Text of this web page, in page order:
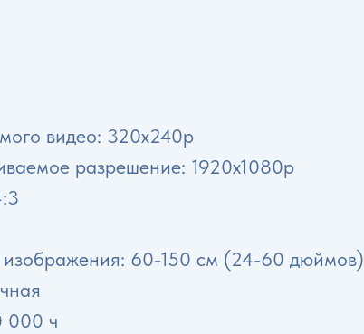
видео: 320x240p
разрешение: 1920x1080p
изображения: 60-150 см (24-60 дюймов)
000 ч